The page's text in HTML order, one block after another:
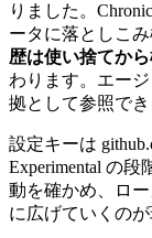
りました。
ータに落としこ
歴は使い捨てか
わります。エー
拠として参照でき
設定キーは
Experimental の
動を確かめ、ロ
に広げていくの